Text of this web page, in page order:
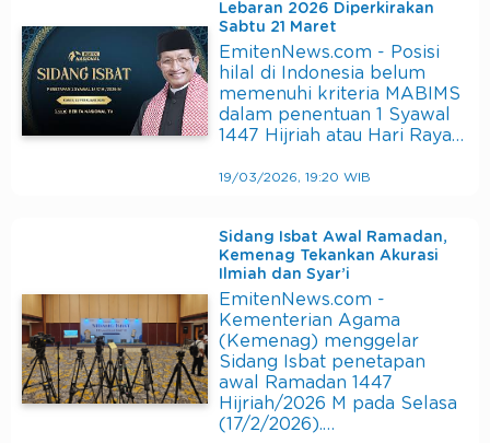
Lebaran 2026 Diperkirakan
Sabtu 21 Maret
EmitenNews.com - Posisi
hilal di Indonesia belum
memenuhi kriteria MABIMS
dalam penentuan 1 Syawal
1447 Hijriah atau Hari Raya…
19/03/2026, 19:20 WIB
Sidang Isbat Awal Ramadan,
Kemenag Tekankan Akurasi
Ilmiah dan Syar’i
EmitenNews.com -
Kementerian Agama
(Kemenag) menggelar
Sidang Isbat penetapan
awal Ramadan 1447
Hijriah/2026 M pada Selasa
(17/2/2026).…